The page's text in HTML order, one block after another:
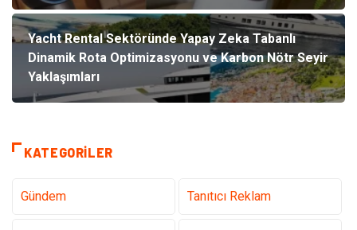
Yacht Rental Sektöründe Yapay Zeka Tabanlı
Dinamik Rota Optimizasyonu ve Karbon Nötr Seyir
Yaklaşımları
KATEGORILER
Gündem Tanıtıcı Reklam